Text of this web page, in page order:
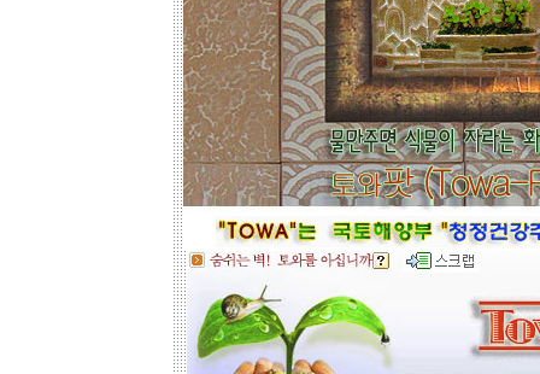
을 메모하시고 고객센타로 전화상담
전문 상담원이 제대로 된 친환경 인테
리어자재로 값싼 인테리어가 되는 노
하우를 제시해 드립니다.
황토타일의 제습기능으로 끈적한 여
름은 시원하게.. 겨울은 가습기능과 원
적외선 방사로 따뜻하게..
부조로 조각된 최고의 작품을 인
테리어 마감자재로 활용하여 집안품
격을 업그레이드해 보세요.